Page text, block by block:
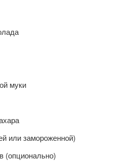
муки
или замороженной)
(опционально)